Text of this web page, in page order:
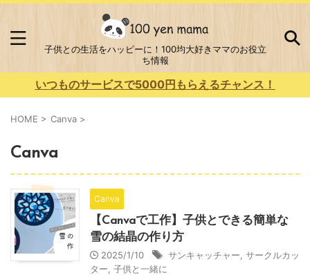
子供との生活をハッピーに！100均大好きママのお役立
ち情報
いつものサービスで5000円もらえるチャンス！
HOME > Canva >
Canva
Canva
【Canvaで工作】子供とできる簡単な
雪の結晶の作り方
2025/1/10 サンキャッチャー サークルカッ
ター 子供と一緒に